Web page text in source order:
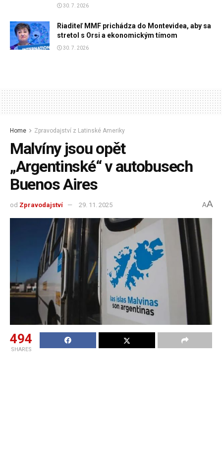
30. 7. 2026
Riaditeľ MMF prichádza do Montevidea, aby sa
stretol s Orsi a ekonomickým tímom
30. 7. 2026
Home Zpravodajství z Latinské Ameriky
Malvíny jsou opět
„Argentinské“ v autobusech
Buenos Aires
od Zpravodajství 29. 11. 2025 AA
494
SHARES